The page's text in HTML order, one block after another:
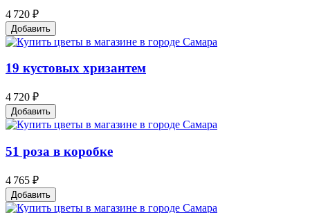
4 720 ₽
Добавить
19 кустовых хризантем
4 720 ₽
Добавить
51 роза в коробке
4 765 ₽
Добавить